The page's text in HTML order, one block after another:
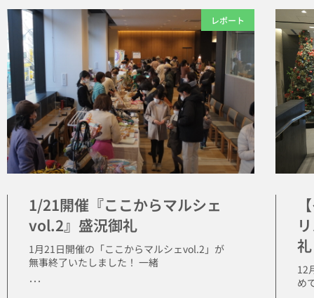
レポート
1/21開催『ここからマルシェ
vol.2』盛況御礼
1月21日開催の「ここからマルシェvol.2」が
無事終了いたしました！ 一緒
･･･
12
め